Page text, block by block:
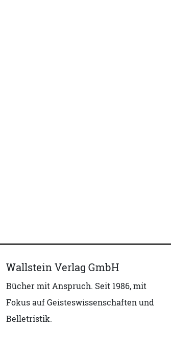
Wallstein Verlag GmbH
Bücher mit Anspruch. Seit 1986, mit
Fokus auf Geisteswissenschaften und
Belletristik.